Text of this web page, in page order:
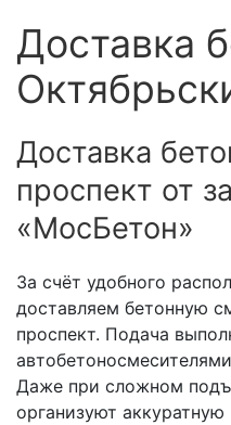
Доставка
Доставка
проспект от
«МосБетон»
За счёт удобного
доставляем бетонную
проспект. Подача
Даже при сложном
организуют